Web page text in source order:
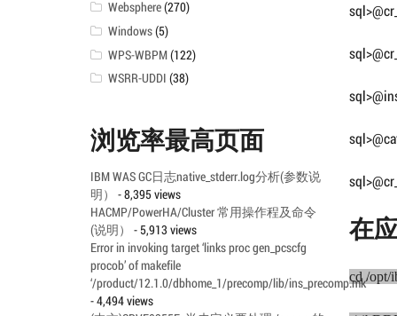
在
cd /opt/
Websphere(270)
Windows(5)
WPS-WBPM(122)
WSRR-UDDI (38)
浏览率最高页面
IBM WAS GC日志native_stderr.log分析(参数说
明）
- 8,395 views
HACMP/PowerHA/Cluster 常用操作程及命令
(说明）
- 5,913 views
Error in invoking target ‘links proc gen_pcscfg
procob’ of makefile
‘/product/12.1.0/dbhome_1/precomp/lib/ins_precomp.mk’
- 4,494 views